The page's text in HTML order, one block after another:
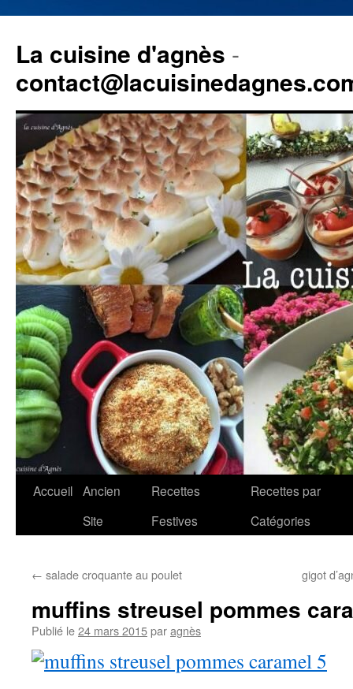
La cuisine d'agnès -
Aller
Accueil Ancien
Site
Recettes
Festives
Recettes par
Catégories
← salade croquante au poulet gigot
muffins streusel pommes
Publié le24 mars 2015paragnès